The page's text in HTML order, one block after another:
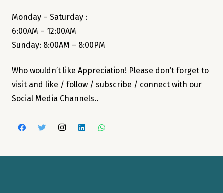
Monday – Saturday :
6:00AM – 12:00AM
Sunday: 8:00AM – 8:00PM
Who wouldn’t like Appreciation! Please don’t forget to
visit and like / follow / subscribe / connect with our
Social Media Channels..